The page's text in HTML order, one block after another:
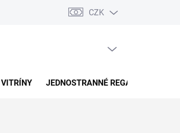
CZK
VITRÍNY JEDNOSTRANNÉ REGÁLY